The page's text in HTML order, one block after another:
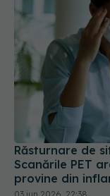
Răsturnare de
Scanările PET
provine din